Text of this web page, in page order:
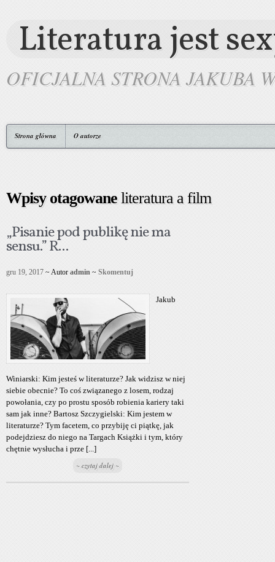
Literatura jest
OFICJALNA STRONA JAKUBA
Strona główna O autorze
Wpisy otagowaneliteratura a film
„Pisanie pod publikę nie ma
sensu.” R...
gru 19, 2017 ~ Autor admin ~ Skomentuj
Jakub
Winiarski: Kim jesteś w literaturze? Jak widzisz w niej
siebie obecnie? To coś związanego z losem, rodzaj
powołania, czy po prostu sposób robienia kariery taki
sam jak inne? Bartosz Szczygielski: Kim jestem w
literaturze? Tym facetem, co przybiję ci piątkę, jak
podejdziesz do niego na Targach Książki i tym, który
chętnie wysłucha i prze [...]
~ czytaj dalej ~